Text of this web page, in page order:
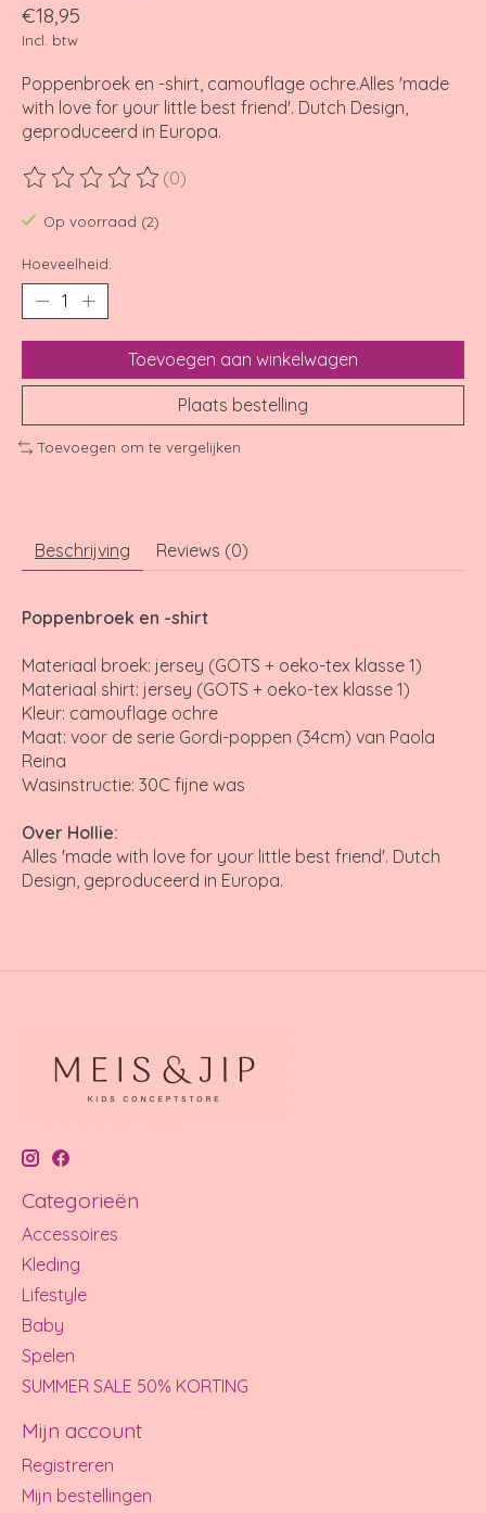
€18,95
Incl. btw
Poppenbroek en -shirt, camouflage ochre.Alles 'made
with love for your little best friend'. Dutch Design,
geproduceerd in Europa.
De beoordeling van dit product is
(0)
Op voorraad (2)
Hoeveelheid:
Toevoegen aan winkelwagen
Plaats bestelling
Toevoegen om te vergelijken
Beschrijving Reviews (0)
Poppenbroek en -shirt
Materiaal broek: jersey (GOTS + oeko-tex klasse 1)
Materiaal shirt: jersey (GOTS + oeko-tex klasse 1)
Kleur: camouflage ochre
Maat: voor de serie Gordi-poppen (34cm) van Paola
Reina
Wasinstructie: 30C fijne was
Over Hollie:
Alles 'made with love for your little best friend'. Dutch
Design, geproduceerd in Europa.
Categorieën
Accessoires
Kleding
Lifestyle
Baby
Spelen
SUMMER SALE 50% KORTING
Mijn account
Registreren
Mijn bestellingen